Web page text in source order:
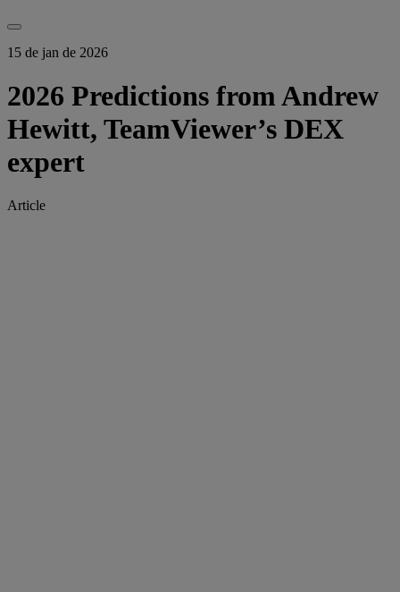
15 de jan de 2026
2026 Predictions from Andrew
Hewitt, TeamViewer’s DEX
expert
Article